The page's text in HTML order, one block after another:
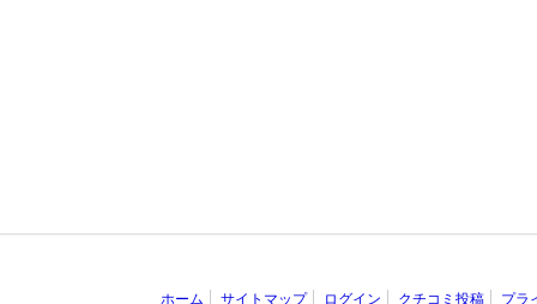
ホーム サイトマップ ログイン クチコミ投稿 プラ